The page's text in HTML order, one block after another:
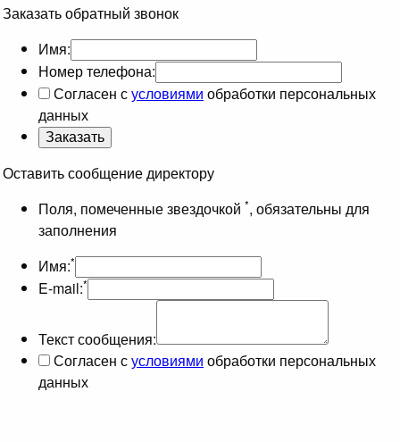
Заказать обратный звонок
Имя:
Номер телефона:
Согласен сусловиями обработки персональных
данных
Оставить сообщение директору
Поля, помеченные звездочкой *, обязательны для
заполнения
Имя:*
E-mail:*
Текст сообщения:
Согласен сусловиями обработки персональных
данных